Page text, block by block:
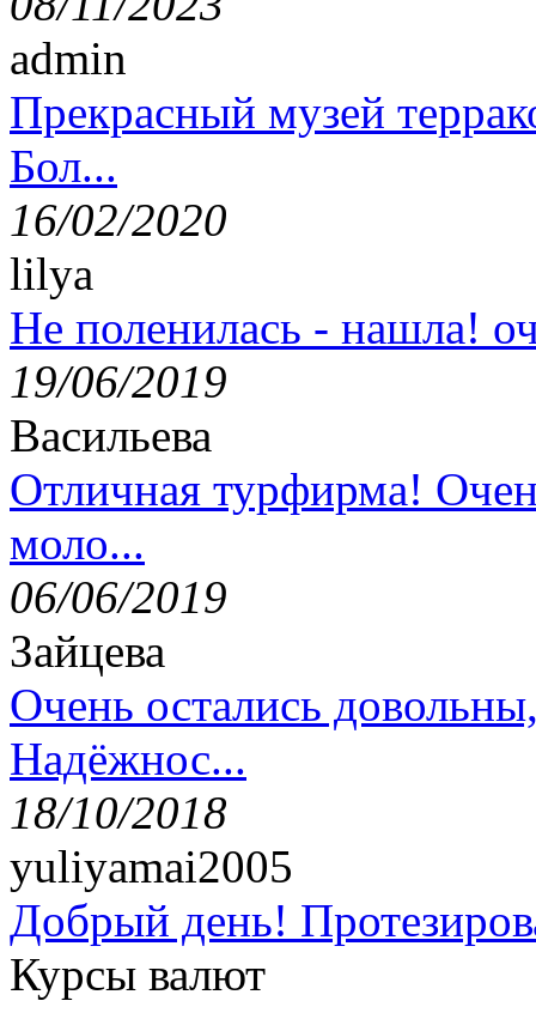
admin
Прекрасный музей
Бол...
16/02/2020
lilya
Не поленилась - нашла!
19/06/2019
Васильева
Отличная турфирма!
моло...
06/06/2019
Зайцева
Очень остались
Надёжнос...
18/10/2018
yuliyamai2005
Добрый день!
Курсы валют